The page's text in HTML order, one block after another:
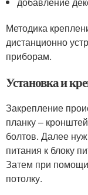
Методика
дистанционно
приборам.
Установка и
Закрепление
планку –
болтов. Далее
питания к блоку
Затем при помощи
потолку.